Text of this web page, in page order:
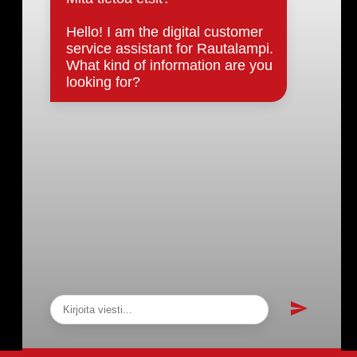
Päätökset, esityslistat & pöytäkirjat
Hallinto
Kunnanhallitus
Kunnanvaltuusto